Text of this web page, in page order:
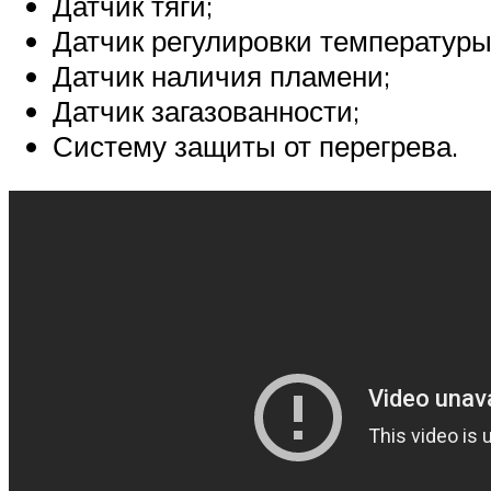
Датчик регулировки
Датчик наличия пламени;
Датчик загазованности;
Систему защиты от перегрева.